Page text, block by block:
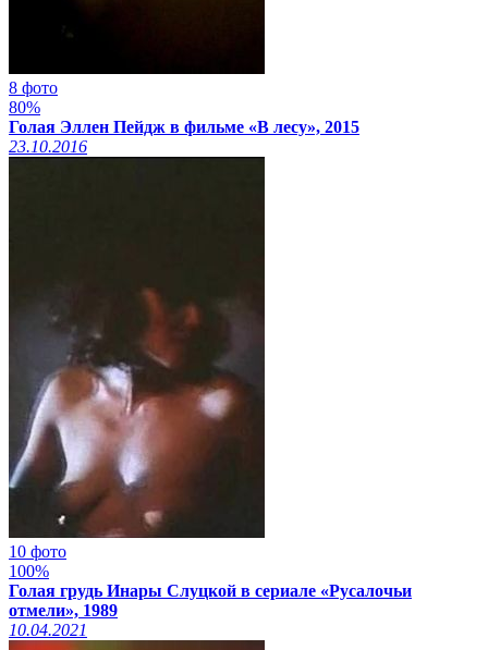
8 фото
80%
Голая Эллен Пейдж в фильме «В лесу», 2015
23.10.2016
10 фото
100%
Голая грудь Инары Слуцкой в сериале «Русалочьи
отмели», 1989
10.04.2021